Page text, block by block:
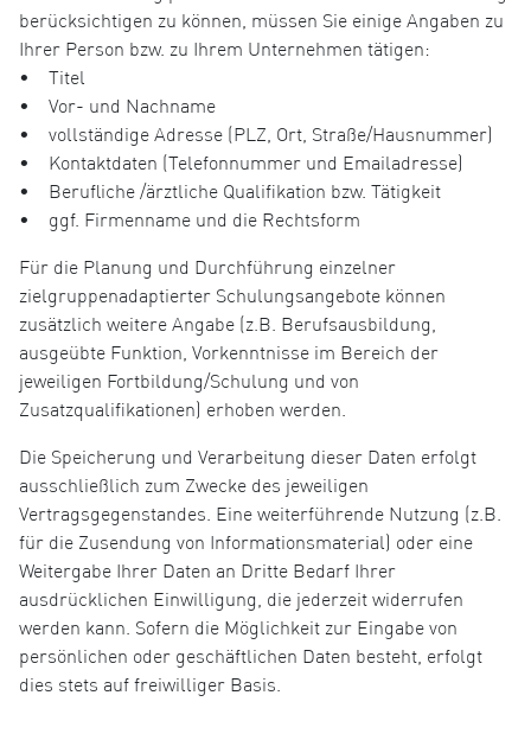
berücksichtigen zu können, müssen Sie einige Angaben zu
Ihrer Person bzw. zu Ihrem Unternehmen tätigen:
• Titel
• Vor- und Nachname
• vollständige Adresse (PLZ, Ort, Straße/Hausnummer)
• Kontaktdaten (Telefonnummer und Emailadresse)
• Berufliche /ärztliche Qualifikation bzw. Tätigkeit
• ggf. Firmenname und die Rechtsform
Für die Planung und Durchführung einzelner
zielgruppenadaptierter Schulungsangebote können
zusätzlich weitere Angabe (z.B. Berufsausbildung,
ausgeübte Funktion, Vorkenntnisse im Bereich der
jeweiligen Fortbildung/Schulung und von
Zusatzqualifikationen) erhoben werden.
Die Speicherung und Verarbeitung dieser Daten erfolgt
ausschließlich zum Zwecke des jeweiligen
Vertragsgegenstandes. Eine weiterführende Nutzung (z.B.
für die Zusendung von Informationsmaterial) oder eine
Weitergabe Ihrer Daten an Dritte Bedarf Ihrer
ausdrücklichen Einwilligung, die jederzeit widerrufen
werden kann. Sofern die Möglichkeit zur Eingabe von
persönlichen oder geschäftlichen Daten besteht, erfolgt
dies stets auf freiwilliger Basis.